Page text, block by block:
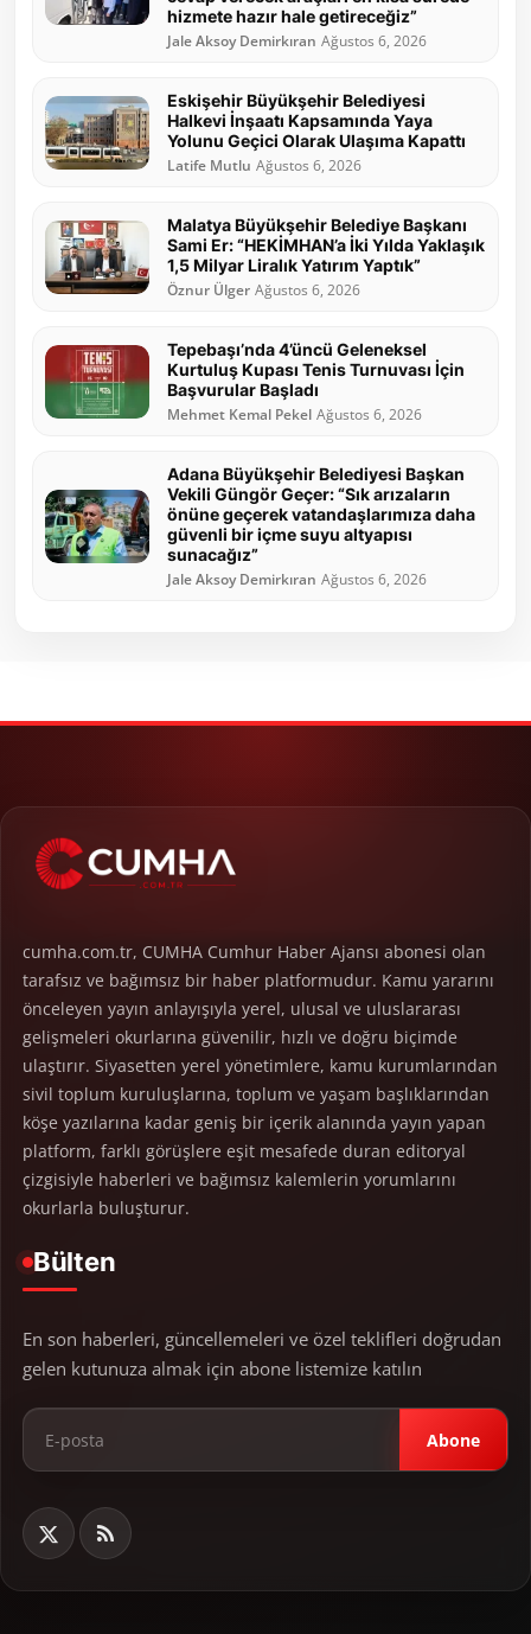
hizmete hazır hale getireceğiz”
Jale Aksoy Demirkıran Ağustos 6, 2026
Eskişehir Büyükşehir Belediyesi
Halkevi İnşaatı Kapsamında Yaya
Yolunu Geçici Olarak Ulaşıma Kapattı
Latife Mutlu Ağustos 6, 2026
Malatya Büyükşehir Belediye Başkanı
Sami Er: “HEKİMHAN’a İki Yılda Yaklaşık
1,5 Milyar Liralık Yatırım Yaptık”
Öznur Ülger Ağustos 6, 2026
Tepebaşı’nda 4’üncü Geleneksel
Kurtuluş Kupası Tenis Turnuvası İçin
Başvurular Başladı
Mehmet Kemal Pekel Ağustos 6, 2026
Adana Büyükşehir Belediyesi Başkan
Vekili Güngör Geçer: “Sık arızaların
önüne geçerek vatandaşlarımıza daha
güvenli bir içme suyu altyapısı
sunacağız”
Jale Aksoy Demirkıran Ağustos 6, 2026
cumha.com.tr, CUMHA Cumhur Haber Ajansı abonesi olan
tarafsız ve bağımsız bir haber platformudur. Kamu yararını
önceleyen yayın anlayışıyla yerel, ulusal ve uluslararası
gelişmeleri okurlarına güvenilir, hızlı ve doğru biçimde
ulaştırır. Siyasetten yerel yönetimlere, kamu kurumlarından
sivil toplum kuruluşlarına, toplum ve yaşam başlıklarından
köşe yazılarına kadar geniş bir içerik alanında yayın yapan
platform, farklı görüşlere eşit mesafede duran editoryal
çizgisiyle haberleri ve bağımsız kalemlerin yorumlarını
okurlarla buluşturur.
Bülten
En son haberleri, güncellemeleri ve özel teklifleri doğrudan
gelen kutunuza almak için abone listemize katılın
Abone